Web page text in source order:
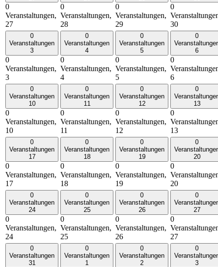
0
Veranstaltungen,
27
0
Veranstaltungen,
28
0
Veranstaltungen,
29
0
30
0
Veranstaltungen
3
0
Veranstaltungen,
3
0
Veranstaltungen
4
0
Veranstaltungen,
4
0
Veranstaltungen
5
0
Veranstaltungen,
5
0
6
0
6
0
Veranstaltungen
10
0
Veranstaltungen,
10
0
Veranstaltungen
11
0
Veranstaltungen,
11
0
Veranstaltungen
12
0
Veranstaltungen,
12
0
13
0
13
0
Veranstaltungen
17
0
Veranstaltungen,
17
0
Veranstaltungen
18
0
Veranstaltungen,
18
0
Veranstaltungen
19
0
Veranstaltungen,
19
0
20
0
20
0
Veranstaltungen
24
0
Veranstaltungen,
24
0
Veranstaltungen
25
0
Veranstaltungen,
25
0
Veranstaltungen
26
0
Veranstaltungen,
26
0
27
0
27
0
Veranstaltungen
31
0
Veranstaltungen
1
0
Veranstaltungen
2
0
3